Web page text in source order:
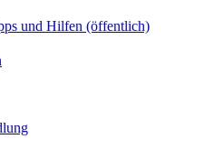
und Hilfen (öffentlich)